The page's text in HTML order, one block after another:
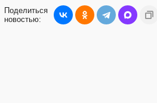
Поделиться
новостью: